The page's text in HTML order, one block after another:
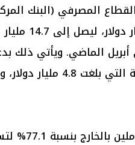
المصرفي (البنك
التجارية) ارتفاعًا
دولار في أبريل الماضي.
الأصول الأجنبية لدى البنوك